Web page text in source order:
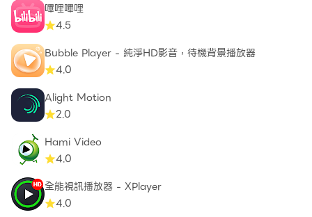
嗶哩嗶哩
4.5
Bubble Player - 純淨HD影音，待機背景播放器
4.0
Alight Motion
2.0
Hami Video
4.0
全能視訊播放器 - XPlayer
4.0